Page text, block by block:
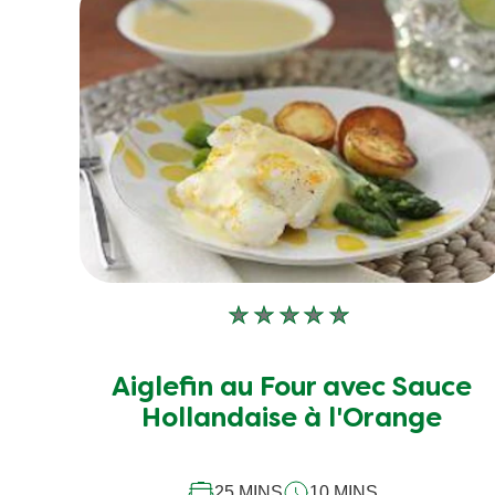
Aucune
soumise
pour
Aiglefin au Four avec Sauce
Hollandaise à l'Orange